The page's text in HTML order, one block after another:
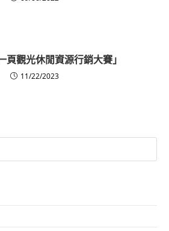
頁觀光休閒資源行銷大賽」
11/22/2023